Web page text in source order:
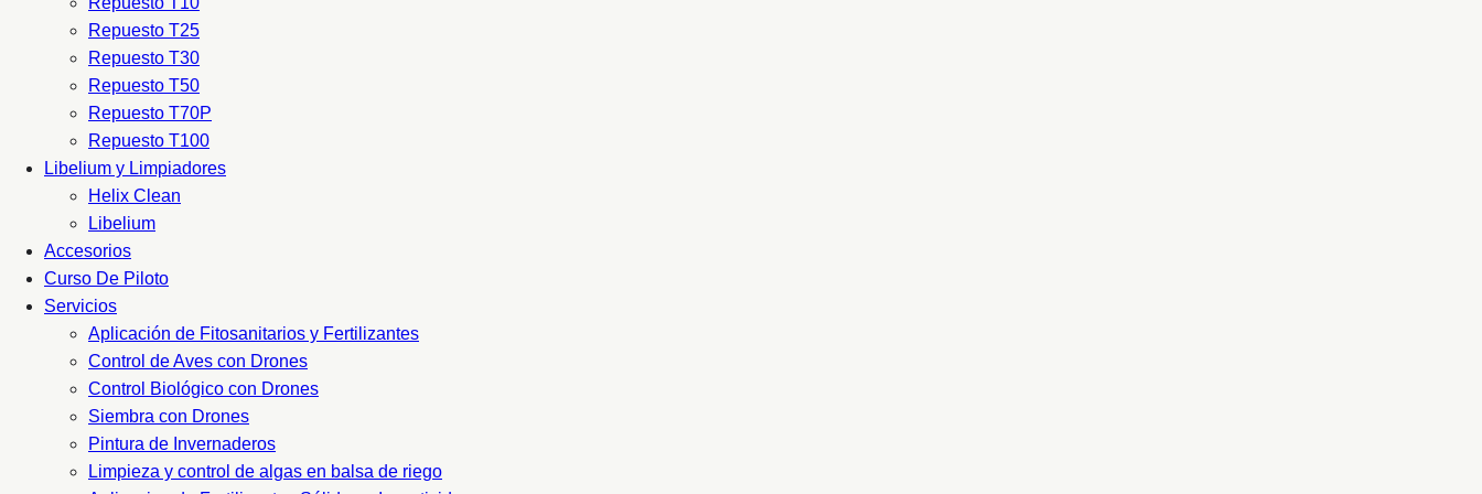
Repuesto T25
Repuesto T30
Repuesto T50
Repuesto T70P
Repuesto T100
Libelium y Limpiadores
Helix Clean
Libelium
Accesorios
Curso De Piloto
Servicios
Aplicación de Fitosanitarios y Fertilizantes
Control de Aves con Drones
Control Biológico con Drones
Siembra con Drones
Pintura de Invernaderos
Limpieza y control de algas en balsa de riego